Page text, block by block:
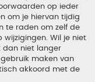
op ieder
om je hiervan tijdig
te raden om zelf de
Wil je niet
dan niet langer
gebruik maken van
akkoord met de